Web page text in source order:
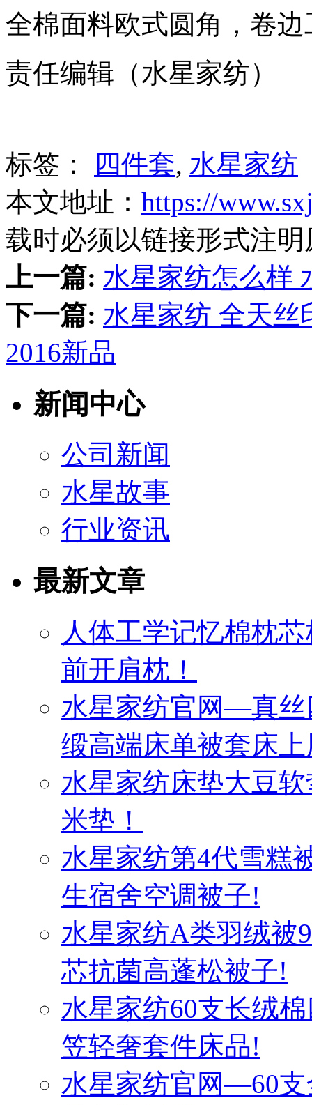
全棉面料欧式圆角，卷边
责任编辑（水星家纺）
标签： 四件套, 水星家纺
本文地址： https://
载时必须以链接形式注
上一篇: 水星家纺怎么样
下一篇: 水星家纺 全天丝
2016新品
新闻中心
公司新闻
水星故事
行业资讯
最新文章
人体工学记忆棉枕
前开肩枕！
水星家纺官网—真丝
缎高端床单被套床
水星家纺床垫大豆
米垫！
水星家纺第4代雪糕
生宿舍空调被子!
水星家纺A类羽绒被
芯抗菌高蓬松被子!
水星家纺60支长绒
笠轻奢套件床品!
水星家纺官网—60